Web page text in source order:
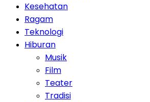
Kesehatan
Ragam
Teknologi
Hiburan
Musik
Film
Teater
Tradisi